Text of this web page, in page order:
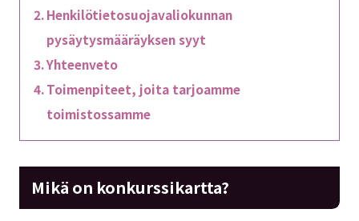
Henkilötietosuojavaliokunnan
pysäytysmääräyksen syyt
Yhteenveto
Toimenpiteet, joita tarjoamme
toimistossamme
Mikä on konkurssikartta?